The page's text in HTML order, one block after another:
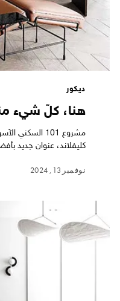
ديكور
هنا، كلّ شيء
مشروع 101
كليفلاند، عنوان جديد
نوفمبر 13, 2024